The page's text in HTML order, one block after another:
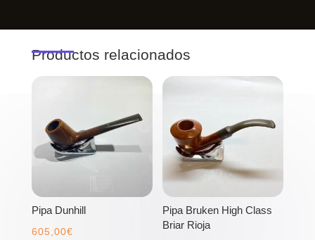
Productos relacionados
Pipa Dunhill
605,00€
Pipa Bruken High Class
Briar Rioja